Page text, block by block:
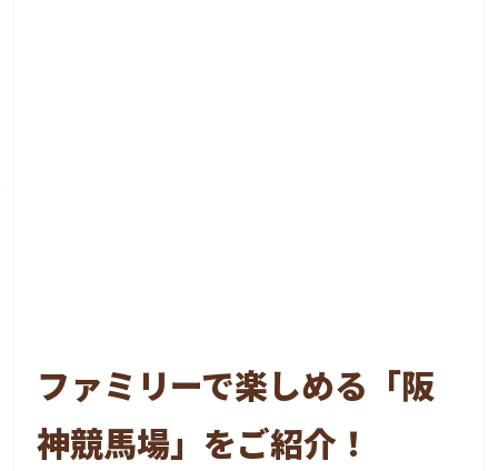
ファミリーで楽しめる「阪
神競馬場」をご紹介！